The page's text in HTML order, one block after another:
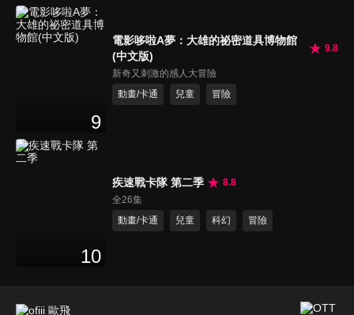
9
電影哆啦A夢：大雄的祕密道具博物館
(中文版)
9.8
新奇又刺激的感人大冒險
動畫/卡通
兒童 冒險
10
疾速戰卡隊 第二季
8.8
全26集
動畫/卡通
兒童 科幻 冒險